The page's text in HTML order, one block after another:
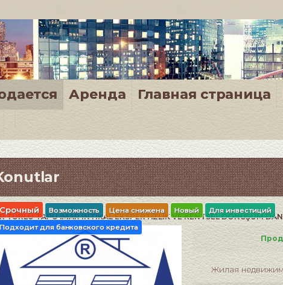
Аренда Главная страница
TÜRLÜ TAPU İMAR İNTİKAL EKSPERTİZLİK VE KENTSEL DÖNÜŞÜM
Срочный Возможность Цена снижена Новый
Для инвестиций
Подходит для банковского кредита
Жилая